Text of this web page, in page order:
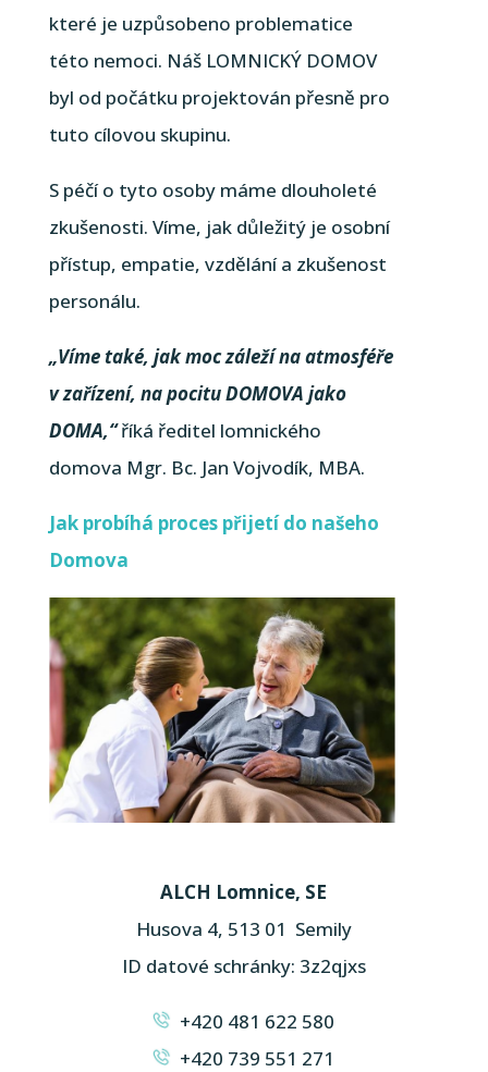
které je uzpůsobeno problematice
této nemoci. Náš LOMNICKÝ DOMOV
byl od počátku projektován přesně pro
tuto cílovou skupinu.
S péčí o tyto osoby máme dlouholeté
zkušenosti. Víme, jak důležitý je osobní
přístup, empatie, vzdělání a zkušenost
personálu.
„Víme také, jak moc záleží na atmosféře
v zařízení, na pocitu DOMOVA jako
DOMA,“říká ředitel lomnického
domova Mgr. Bc. Jan Vojvodík, MBA.
Jak probíhá proces přijetí do našeho
Domova
ALCH Lomnice, SE
Husova 4, 513 01 Semily
ID datové schránky: 3z2qjxs
+420 481 622 580
+420 739 551 271